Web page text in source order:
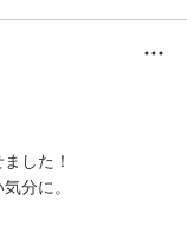
又帰省の際はご利用
した！
分に。